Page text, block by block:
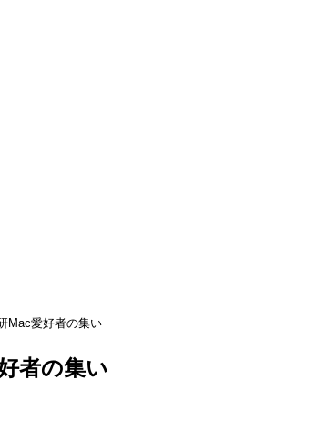
Mac愛好者の集い
者の集い